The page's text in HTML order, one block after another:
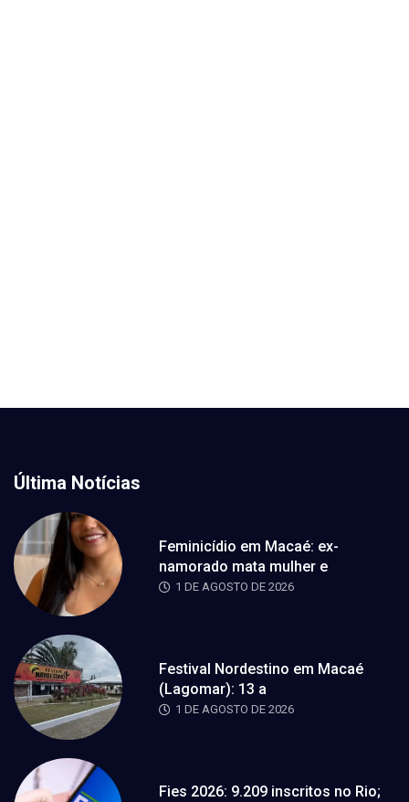
Última Notícias
Feminicídio em Macaé: ex-
namorado mata mulher e
1 DE AGOSTO DE 2026
Festival Nordestino em Macaé
(Lagomar): 13 a
1 DE AGOSTO DE 2026
Fies 2026: 9.209 inscritos no Rio;